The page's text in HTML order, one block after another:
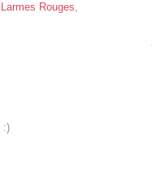
Rouges,
:)